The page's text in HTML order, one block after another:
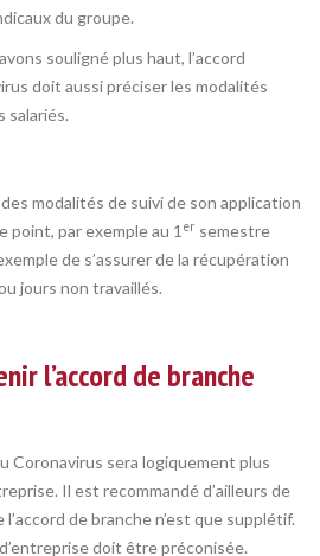
du groupe.
souligné plus haut, l’accord
doit aussi préciser les modalités
salariés.
modalités de suivi de son application
point, par exemple au 1 er semestre
de s’assurer de la récupération
jours non travaillés.
l’accord de branche
Coronavirus sera logiquement plus
Il est recommandé d’ailleurs de
de branche n’est que supplétif.
doit être préconisée.